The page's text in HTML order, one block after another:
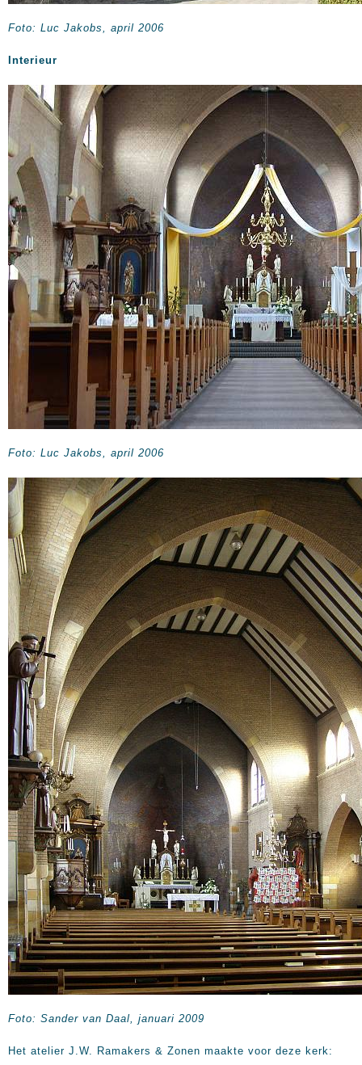
Foto: Luc Jakobs, april 2006
Interieur
Foto: Luc Jakobs, april 2006
Foto: Sander van Daal, januari 2009
Het atelier J.W. Ramakers & Zonen maakte voor deze kerk: